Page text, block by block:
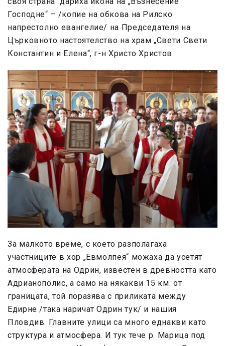
Господне“ – /копие на обкова на Рилско
напрестолно евангелие/ на Председателя на
Църковното настоятелство на храм „Свети Свети
Константин и Елена“, г-н Христо Христов.
За малкото време, с което разполагаха
участниците в хор „Евмолпея“ можаха да усетят
атмосферата на Одрин, известен в древността като
Адрианополис, а само на някакви 15 км. от
границата, той поразява с приликата между
Едирне /така наричат Одрин тук/ и нашия
Пловдив. Главните улици са много еднакви като
структура и атмосфера. И тук тече р. Марица под